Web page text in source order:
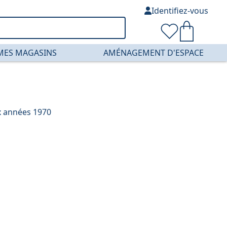
MAGASINS AMÉNAGEMENT D'ESPACE
Identifiez-vous
années 1970